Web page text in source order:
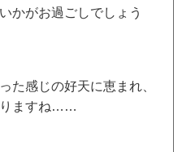
かがお過ごしでしょう
た感じの好天に恵まれ、
りますね……